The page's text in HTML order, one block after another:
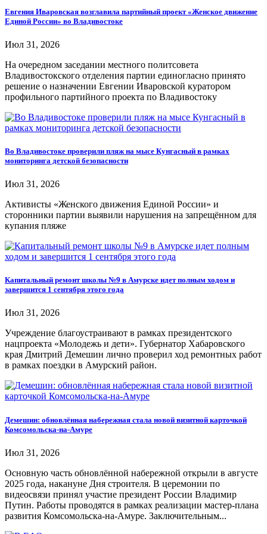
Евгения Иваровская возглавила партийный проект «Женское движение
Единой России» во Владивостоке
Июл 31, 2026
На очередном заседании местного политсовета
Владивостокского отделения партии единогласно принято
решение о назначении Евгении Иваровской куратором
профильного партийного проекта по Владивостоку
Во Владивостоке проверили пляж на мысе Кунгасный в рамках
мониторинга детской безопасности
Июл 31, 2026
Активисты «Женского движения Единой России» и
сторонники партии выявили нарушения на запрещённом для
купания пляже
Капитальный ремонт школы №9 в Амурске идет полным ходом и
завершится 1 сентября этого года
Июл 31, 2026
Учреждение благоустраивают в рамках президентского
нацпроекта «Молодежь и дети». Губернатор Хабаровского
края Дмитрий Демешин лично проверил ход ремонтных работ
в рамках поездки в Амурский район.
Демешин: обновлённая набережная стала новой визитной карточкой
Комсомольска-на-Амуре
Июл 31, 2026
Основную часть обновлённой набережной открыли в августе
2025 года, накануне Дня строителя. В церемонии по
видеосвязи принял участие президент России Владимир
Путин. Работы проводятся в рамках реализации мастер-плана
развития Комсомольска-на-Амуре. Заключительным...